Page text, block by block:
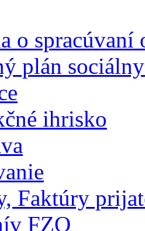
o spracúvaní
plán
ihrisko
Faktúry
FZO